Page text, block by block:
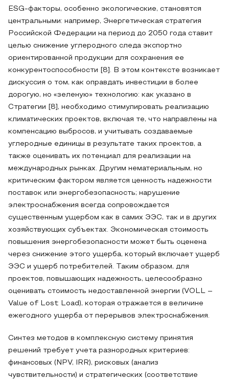
ESG-факторы, особенно экологические, становятся
центральными: например, Энергетическая стратегия
Российской Федерации на период до 2050 года ставит
целью снижение углеродного следа экспортно
ориентированной продукции для сохранения ее
конкурентоспособности [8]. В этом контексте возникает
дискуссия о том, как оправдать инвестиции в более
дорогую, но «зеленую» технологию: как указано в
Стратегии [8], необходимо стимулировать реализацию
климатических проектов, включая те, что направлены на
компенсацию выбросов, и учитывать создаваемые
углеродные единицы в результате таких проектов, а
также оценивать их потенциал для реализации на
международных рынках. Другим нематериальным, но
критическим фактором является ценность надежности
поставок или энергобезопасность; нарушение
электроснабжения всегда сопровождается
существенным ущербом как в самих ЭЭС, так и в других
хозяйствующих субъектах. Экономическая стоимость
повышения энергобезопасности может быть оценена
через снижение этого ущерба, который включает ущерб
ЭЭС и ущерб потребителей. Таким образом, для
проектов, повышающих надежность, целесообразно
оценивать стоимость недоставленной энергии (VOLL –
Value of Lost Load), которая отражается в величине
ежегодного ущерба от перерывов электроснабжения.
Синтез методов в комплексную систему принятия
решений требует учета разнородных критериев:
финансовых (NPV, IRR), рисковых (анализ
чувствительности) и стратегических (соответствие